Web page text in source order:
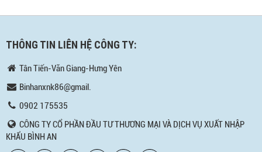
THÔNG TIN LIÊN HỆ CÔNG TY:
Tân Tiến-Văn Giang-Hưng Yên
Binhanxnk86@gmail.
0902 175535
CÔNG TY CỔ PHẦN ĐẦU TƯ THƯƠNG MẠI VÀ DỊCH VỤ XUẤT NHẬP
KHẨU BÌNH AN